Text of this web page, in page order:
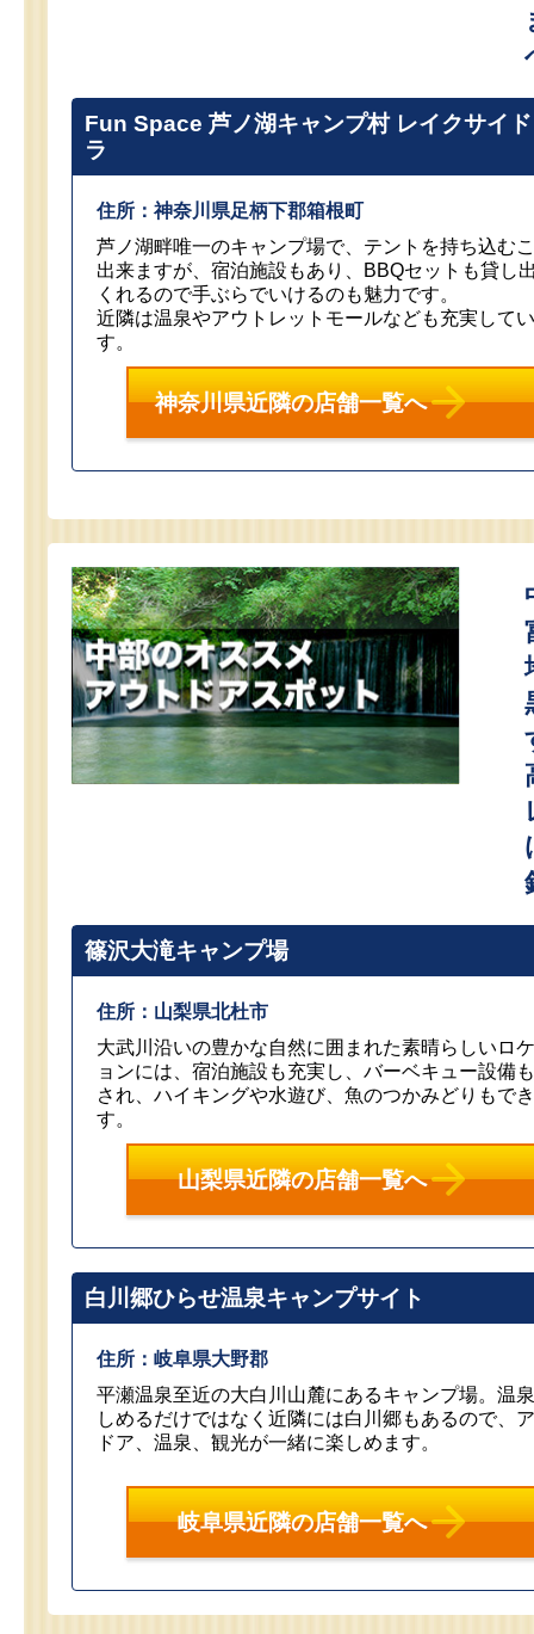
Fun Space 芦ノ湖キャンプ村 レイクサイ
ラ
住所：神奈川県足柄下郡箱根町
芦ノ湖畔唯一のキャンプ場で、テントを持ち込む
出来ますが、宿泊施設もあり、BBQセットも貸し
くれるので手ぶらでいけるのも魅力です。
近隣は温泉やアウトレットモールなども充実して
す。
神奈川県近隣の店舗一覧へ
篠沢大滝キャンプ場
住所：山梨県北杜市
大武川沿いの豊かな自然に囲まれた素晴らしいロ
ョンには、宿泊施設も充実し、バーベキュー設備
され、ハイキングや水遊び、魚のつかみどりもで
す。
山梨県近隣の店舗一覧へ
白川郷ひらせ温泉キャンプサイト
住所：岐阜県大野郡
平瀬温泉至近の大白川山麓にあるキャンプ場。温
しめるだけではなく近隣には白川郷もあるので、
ドア、温泉、観光が一緒に楽しめます。
岐阜県近隣の店舗一覧へ